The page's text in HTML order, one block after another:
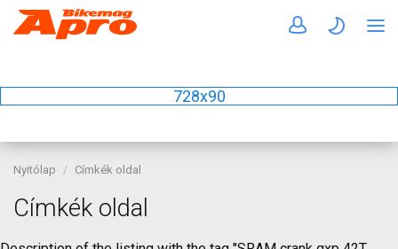
728x90
Nyitólap Címkék oldal
Címkék oldal